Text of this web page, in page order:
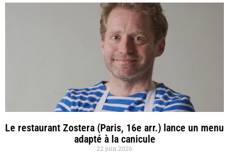
Le restaurant Zostera (Paris, 16e arr.) lance un menu
adapté à la canicule
22 juin 2026